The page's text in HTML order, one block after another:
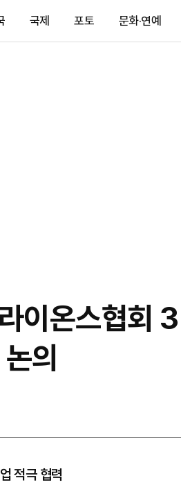
국제 포토 문화·연예
이온스협회
의
적극 협력